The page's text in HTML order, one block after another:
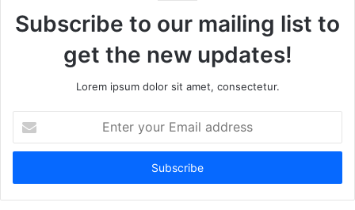
Subscribe to our mailing list to
get the new updates!
Lorem ipsum dolor sit amet, consectetur.
your
Email